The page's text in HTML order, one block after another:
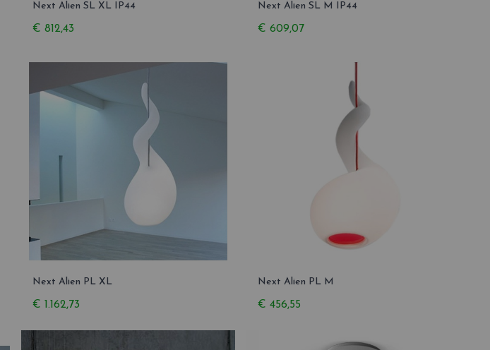
Next Alien SL XL IP44
€ 812,43
Next Alien SL M IP44
€ 609,07
Next Alien PL XL
€ 1.162,73
Next Alien PL M
€ 456,55